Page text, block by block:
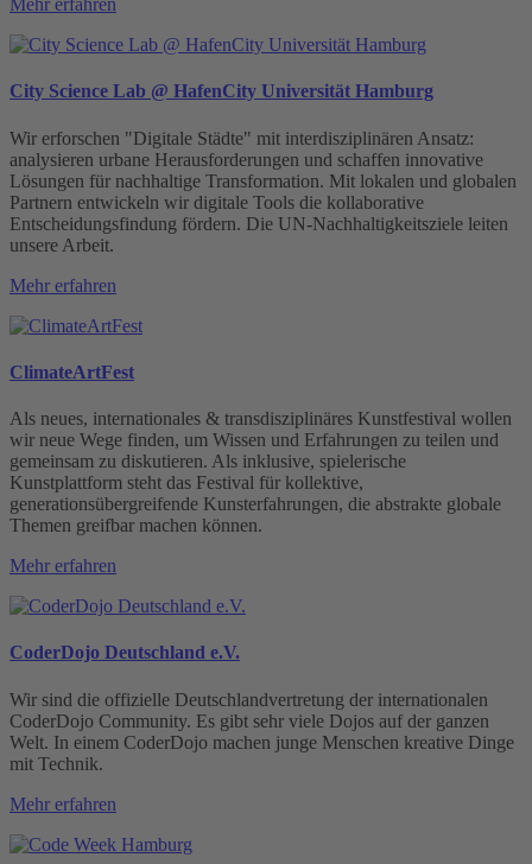
Mehr erfahren
City Science Lab @ HafenCity Universität Hamburg
Wir erforschen "Digitale Städte" mit interdisziplinären Ansatz:
analysieren urbane Herausforderungen und schaffen innovative
Lösungen für nachhaltige Transformation. Mit lokalen und globalen
Partnern entwickeln wir digitale Tools die kollaborative
Entscheidungsfindung fördern. Die UN-Nachhaltigkeitsziele leiten
unsere Arbeit.
Mehr erfahren
ClimateArtFest
Als neues, internationales & transdisziplinäres Kunstfestival wollen
wir neue Wege finden, um Wissen und Erfahrungen zu teilen und
gemeinsam zu diskutieren. Als inklusive, spielerische
Kunstplattform steht das Festival für kollektive,
generationsübergreifende Kunsterfahrungen, die abstrakte globale
Themen greifbar machen können.
Mehr erfahren
CoderDojo Deutschland e.V.
Wir sind die offizielle Deutschlandvertretung der internationalen
CoderDojo Community. Es gibt sehr viele Dojos auf der ganzen
Welt. In einem CoderDojo machen junge Menschen kreative Dinge
mit Technik.
Mehr erfahren